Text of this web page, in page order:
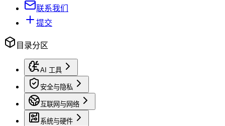
联系我们
提交
目录分区
AI 工具
安全与隐私
互联网与网络
系统与硬件